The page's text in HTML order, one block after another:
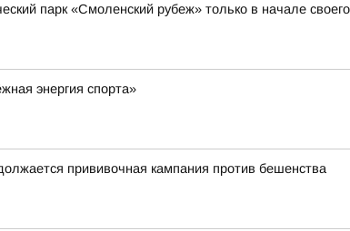
парк «Смоленский рубеж» только в начале
энергия спорта»
прививочная кампания против бешенства